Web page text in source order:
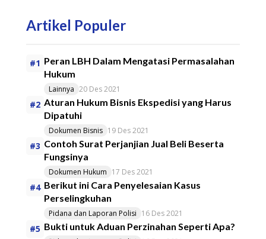
Artikel Populer
#1 Peran LBH Dalam Mengatasi Permasalahan
Hukum
Lainnya 20 Des 2021
#2 Aturan Hukum Bisnis Ekspedisi yang Harus
Dipatuhi
Dokumen Bisnis 19 Des 2021
#3 Contoh Surat Perjanjian Jual Beli Beserta
Fungsinya
Dokumen Hukum 17 Des 2021
#4 Berikut ini Cara Penyelesaian Kasus
Perselingkuhan
Pidana dan Laporan Polisi 16 Des 2021
#5 Bukti untuk Aduan Perzinahan Seperti Apa?